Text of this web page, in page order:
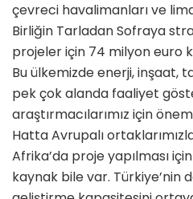
çevreci havalimanları ve
Birliğin Tarladan Sofraya
projeler için 74 milyon euro
Bu ülkemizde enerji, inşaat,
pek çok alanda faaliyet
araştırmacılarımız için
Hatta Avrupalı
Afrika’da proje yapılması
kaynak bile var. Türkiye’nin